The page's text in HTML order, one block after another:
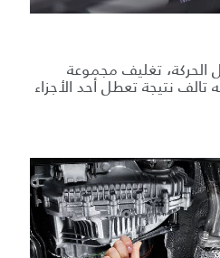
الحركة، تغليف مجموعة
تالف نتيجة تعطل أحد الأجزاء